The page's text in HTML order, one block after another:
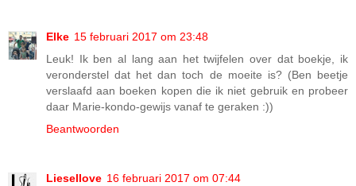
Elke 15 februari 2017 om 23:48
Leuk! Ik ben al lang aan het twijfelen over dat boekje, ik
veronderstel dat het dan toch de moeite is? (Ben beetje
verslaafd aan boeken kopen die ik niet gebruik en probeer
daar Marie-kondo-gewijs vanaf te geraken :))
Beantwoorden
Liesellove 16 februari 2017 om 07:44